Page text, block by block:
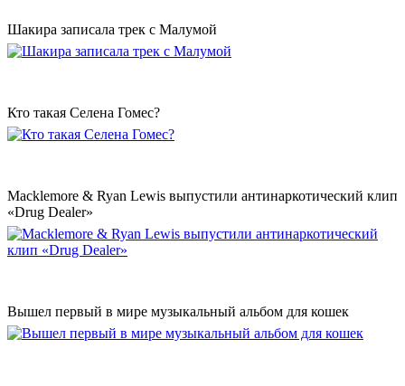
Шакира записала трек с Малумой
Кто такая Селена Гомес?
Macklemore & Ryan Lewis выпустили антинаркотический клип
«Drug Dealer»
Вышел первый в мире музыкальный альбом для кошек